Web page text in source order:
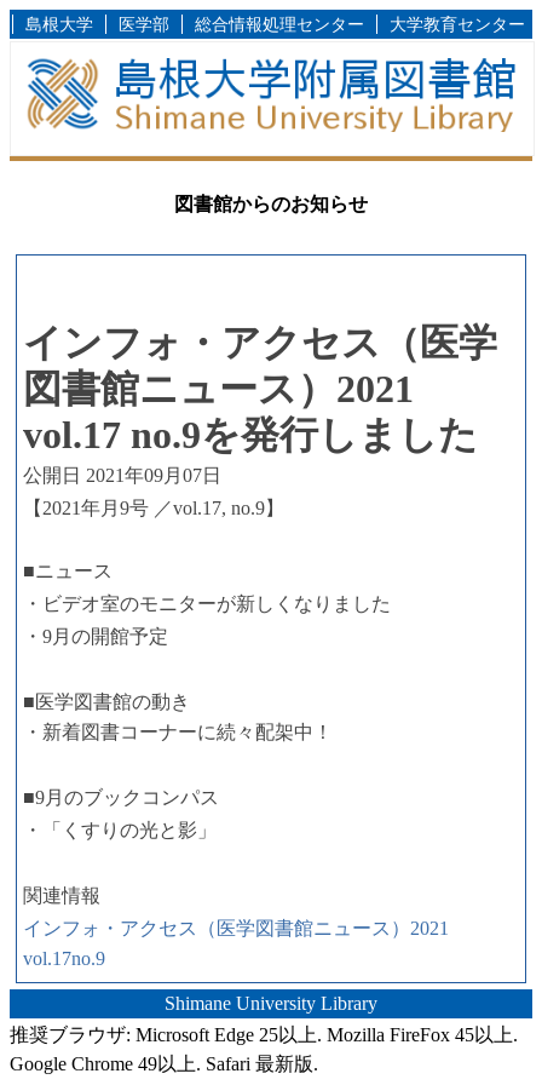
島根大学 医学部 総合情報処理センター 大学教育センター
図書館からのお知らせ
インフォ・アクセス（医学
図書館ニュース）2021
vol.17 no.9を発行しました
公開日 2021年09月07日
【2021年月9号 ／vol.17, no.9】
■ニュース
・ビデオ室のモニターが新しくなりました
・9月の開館予定
■医学図書館の動き
・新着図書コーナーに続々配架中！
■9月のブックコンパス
・「くすりの光と影」
関連情報
インフォ・アクセス（医学図書館ニュース）2021
vol.17no.9
Shimane University Library
推奨ブラウザ: Microsoft Edge 25以上. Mozilla FireFox 45以上.
Google Chrome 49以上. Safari 最新版.